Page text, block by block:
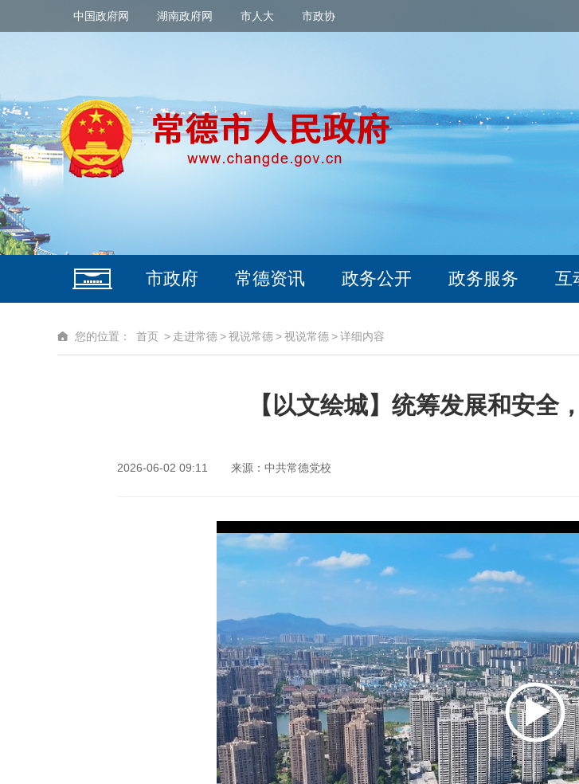
中国政府网 湖南政府网 市人大 市政协
市政府 常德资讯 政务公开 政务服务 互
您的位置： 首页 > 走进常德>视说常德>视说常德>详细内容
【以文绘城】统筹发展和安全
2026-06-02 09:11 来源：中共常德党校